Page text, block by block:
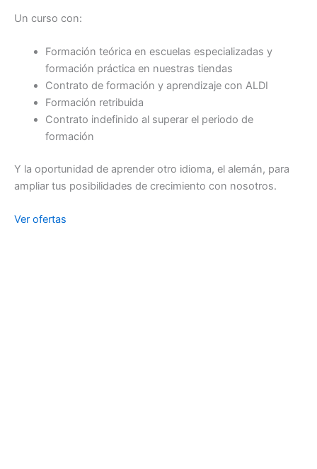
Un curso con:
Formación teórica en escuelas especializadas y
formación práctica en nuestras tiendas
Contrato de formación y aprendizaje con ALDI
Formación retribuida
Contrato indefinido al superar el periodo de
formación
Y la oportunidad de aprender otro idioma, el alemán, para
ampliar tus posibilidades de crecimiento con nosotros.
Ver ofertas